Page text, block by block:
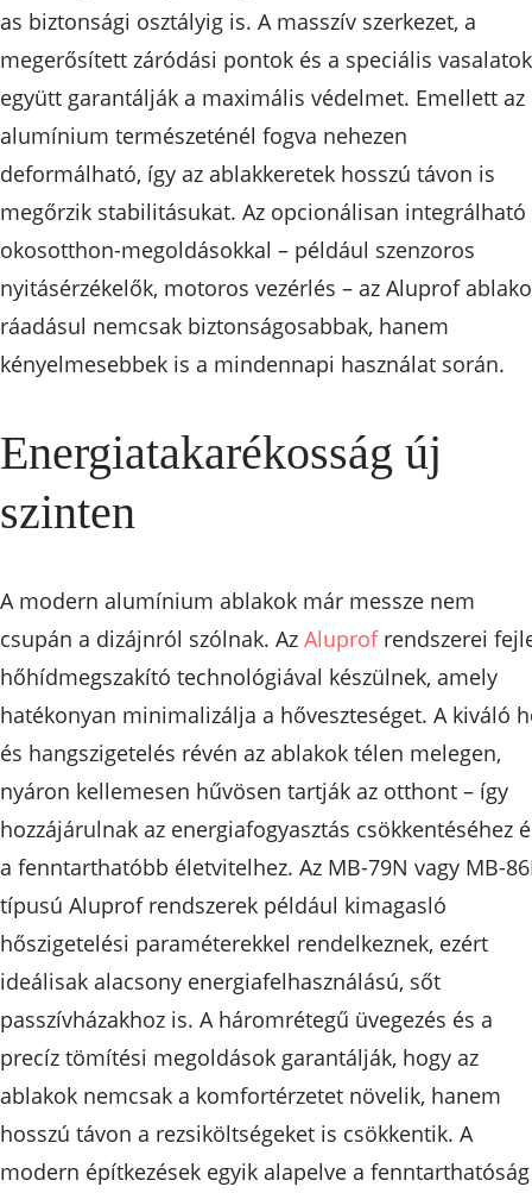
as biztonsági osztályig is. A masszív szerkezet, a
megerősített záródási pontok és a speciális vasalatok
együtt garantálják a maximális védelmet. Emellett az
alumínium természeténél fogva nehezen
deformálható, így az ablakkeretek hosszú távon is
megőrzik stabilitásukat. Az opcionálisan integrálható
okosotthon-megoldásokkal – például szenzoros
nyitásérzékelők, motoros vezérlés – az Aluprof
ráadásul nemcsak biztonságosabbak, hanem
kényelmesebbek is a mindennapi használat során.
Energiatakarékosság új
szinten
A modern alumínium ablakok már messze nem
csupán a dizájnról szólnak. Az Aluprofrendszerei
hőhídmegszakító technológiával készülnek, amely
hatékonyan minimalizálja a hőveszteséget. A kiváló
és hangszigetelés révén az ablakok télen melegen,
nyáron kellemesen hűvösen tartják az otthont – így
hozzájárulnak az energiafogyasztás csökkentéséhez
a fenntarthatóbb életvitelhez. Az MB-79N vagy MB-
típusú Aluprof rendszerek például kimagasló
hőszigetelési paraméterekkel rendelkeznek, ezért
ideálisak alacsony energiafelhasználású, sőt
passzívházakhoz is. A háromrétegű üvegezés és a
precíz tömítési megoldások garantálják, hogy az
ablakok nemcsak a komfortérzetet növelik, hanem
hosszú távon a rezsiköltségeket is csökkentik. A
modern építkezések egyik alapelve a